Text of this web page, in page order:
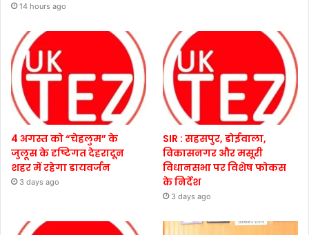
14 hours ago
4 अगस्त को “चेहलुम” के
जुलूस के दृष्टिगत देहरादून
शहर में रहेगा डायवर्जन
3 days ago
SIR : सहसपुर, डोईवाला,
विकासनगर और मसूरी
विधानसभा पर विशेष फोकस
के निर्देश
3 days ago